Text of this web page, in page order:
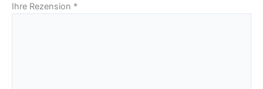
Ihre Rezension *